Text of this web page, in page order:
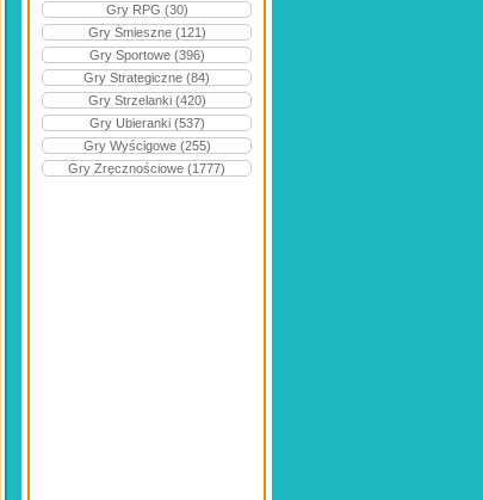
Gry RPG (30)
Gry Śmieszne (121)
Gry Sportowe (396)
Gry Strategiczne (84)
Gry Strzelanki (420)
Gry Ubieranki (537)
Gry Wyścigowe (255)
Gry Zręcznościowe (1777)